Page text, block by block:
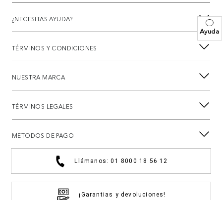
Ayuda
¿NECESITAS AYUDA?
TÉRMINOS Y CONDICIONES
NUESTRA MARCA
TÉRMINOS LEGALES
METODOS DE PAGO
Llámanos: 01 8000 18 56 12
¡Garantias y devoluciones!